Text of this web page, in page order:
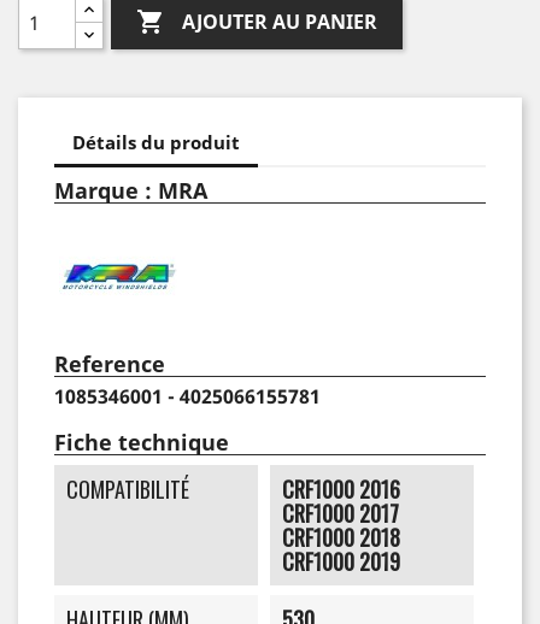
 AJOUTER AU PANIER
Détails du produit
Marque : MRA
Reference
1085346001 - 4025066155781
Fiche technique
COMPATIBILITÉ CRF1000 2016
CRF1000 2017
CRF1000 2018
CRF1000 2019